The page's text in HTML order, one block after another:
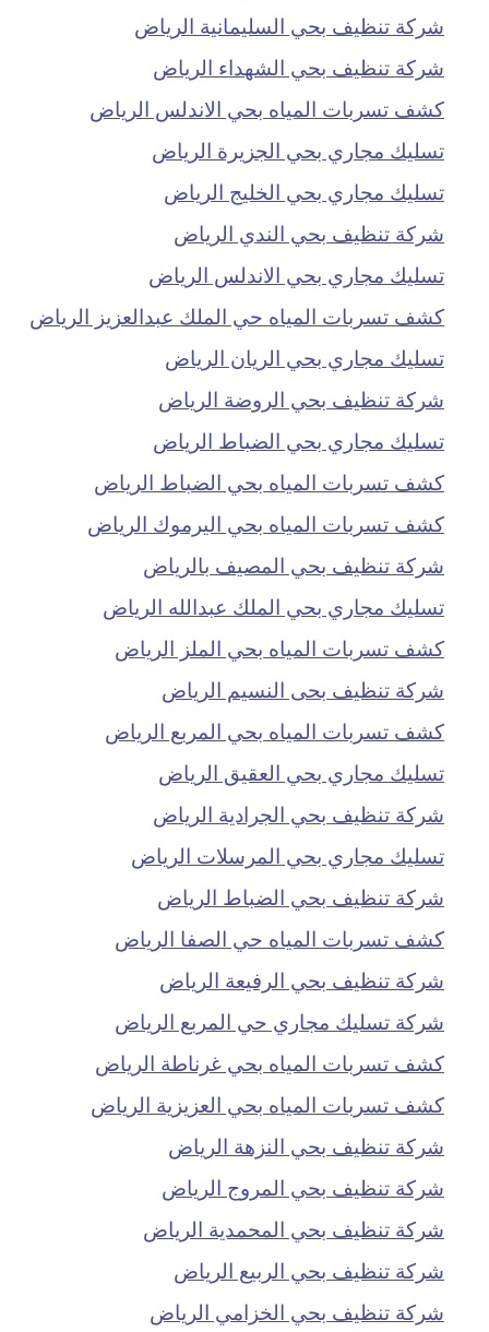
شركة تنظيف بحي السليمانية الرياض
شركة تنظيف بحي الشهداء الرياض
كشف تسربات المياه بحي الاندلس الرياض
تسليك مجاري بحي الجزيرة الرياض
تسليك مجاري بحي الخليج الرياض
شركة تنظيف بحي الندي الرياض
تسليك مجاري بحي الاندلس الرياض
كشف تسربات المياه حي الملك عبدالعزيز الرياض
تسليك مجاري بحي الريان الرياض
شركة تنظيف بحي الروضة الرياض
تسليك مجاري بحي الضباط الرياض
كشف تسربات المياه بحي الضباط الرياض
كشف تسربات المياه بحي اليرموك الرياض
شركة تنظيف بحي المصيف بالرياض
تسليك مجاري بحي الملك عبدالله الرياض
كشف تسربات المياه بحي الملز الرياض
شركة تنظيف بحى النسيم الرياض
كشف تسربات المياه بحي المربع الرياض
تسليك مجاري بحي العقيق الرياض
شركة تنظيف بحي الجرادية الرياض
تسليك مجاري بحي المرسلات الرياض
شركة تنظيف بحي الضباط الرياض
كشف تسربات المياه حي الصفا الرياض
شركة تنظيف بحي الرفيعة الرياض
شركة تسليك مجاري حي المربع الرياض
كشف تسربات المياه بحي غرناطة الرياض
كشف تسربات المياه بحي العزيزية الرياض
شركة تنظيف بحي النزهة الرياض
شركة تنظيف بحي المروج الرياض
شركة تنظيف بحي المحمدية الرياض
شركة تنظيف بحي الربيع الرياض
شركة تنظيف بحي الخزامي الرياض